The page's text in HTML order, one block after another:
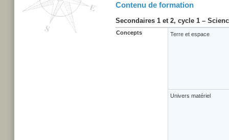
Contenu de formation
Secondaires 1 et 2, cycle 1 –
Concepts Terre et espace
Univers matériel